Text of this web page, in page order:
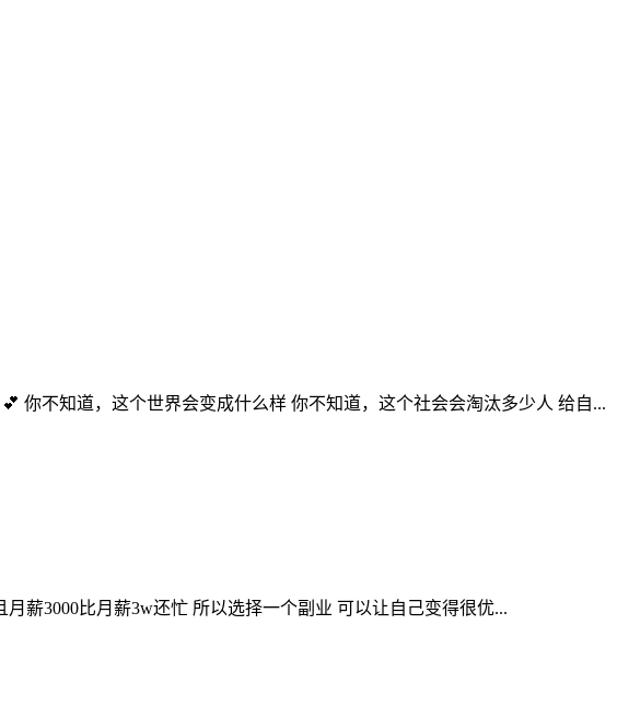
你不知道，这个世界会变成什么样 你不知道，这个社会会淘汰多少人 给自...
月薪3000比月薪3w还忙 所以选择一个副业 可以让自己变得很优...